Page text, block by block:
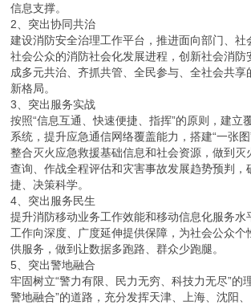
信息支撑。
2、突出协同共治
建设消防安全治理工作平台，推进面向部门、社
社会公众的消防社会化发展进程，创新社会消防
成多元共治、齐抓共管、全民参与、全社会共享
新格局。
3、突出服务实战
按照“信息互通、快速便捷、指挥”的原则，建立
系统，提升应急通信网络覆盖能力，搭建“一张图
整合灭火应急救援基础信息和社会资源，做到灭
查询、作战全程评估和灾害事故发展趋势预判，
捷、决策科学。
4、突出服务民生
提升消防移动业务工作效能和移动信息化服务水
工作向深度、广度延伸提供保障，为社会公众个
供服务，做到让数据多跑路、群众少跑腿。
5、突出警地融合
牢固树立“警力有限、民力无穷、科技力无尽”的
警地融合”的道路，充分发挥天津、上海、沈阳